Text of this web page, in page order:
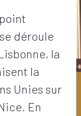
déroule
la
la
Unies sur
En